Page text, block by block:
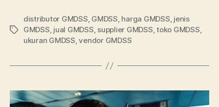
distributor GMDSS, GMDSS, harga GMDSS, jenis
GMDSS, jual GMDSS, supplier GMDSS,toko GMDSS,
ukuran GMDSS,vendor GMDSS